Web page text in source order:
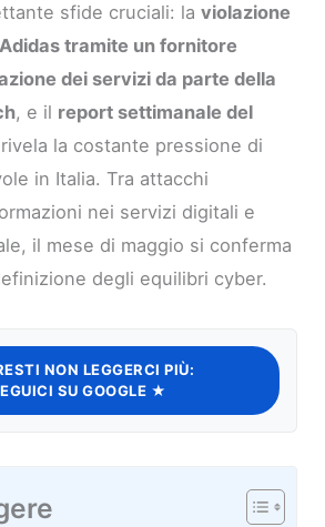
sfide cruciali: laviolazione
tramite un fornitore
dei servizi da parte della
, e il report settimanale del
la costante pressione di
in Italia. Tra attacchi
nei servizi digitali e
il mese di maggio si conferma
degli equilibri cyber.
NON LEGGERCI PIÙ:
SU GOOGLE ★